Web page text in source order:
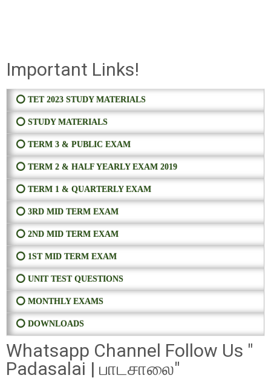
Important Links!
⭕ TET 2023 STUDY MATERIALS
⭕ STUDY MATERIALS
⭕ TERM 3 & PUBLIC EXAM
⭕ TERM 2 & HALF YEARLY EXAM 2019
⭕ TERM 1 & QUARTERLY EXAM
⭕ 3RD MID TERM EXAM
⭕ 2ND MID TERM EXAM
⭕ 1ST MID TERM EXAM
⭕ UNIT TEST QUESTIONS
⭕ MONTHLY EXAMS
⭕ DOWNLOADS
Whatsapp Channel Follow Us "
Padasalai | பாடசாலை"